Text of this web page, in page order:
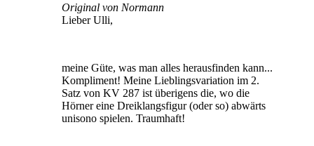
Original von Normann
Lieber Ulli,
meine Güte, was man alles herausfinden kann...
Kompliment! Meine Lieblingsvariation im 2.
Satz von KV 287 ist überigens die, wo die
Hörner eine Dreiklangsfigur (oder so) abwärts
unisono spielen. Traumhaft!